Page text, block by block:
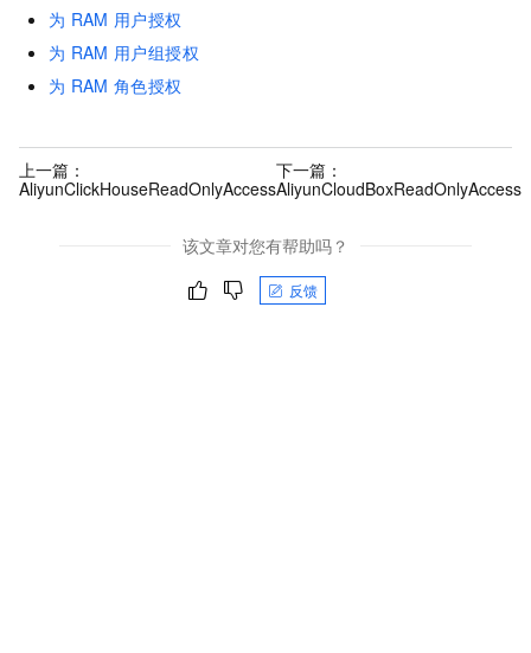
为 RAM 用户授权
为 RAM 用户组授权
为 RAM 角色授权
上一篇：
AliyunClickHouseReadOnlyAccess
下一篇：
AliyunCloudBoxReadOnlyAccess
该文章对您有帮助吗？
反馈